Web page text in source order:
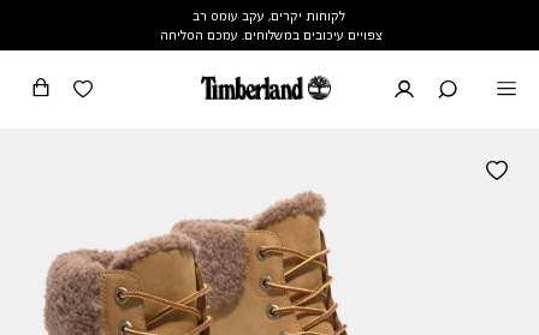
לקוחות יקרים, עקב עומס רב
צפויים עיכובים במשלוחים. עמכם הסליחה